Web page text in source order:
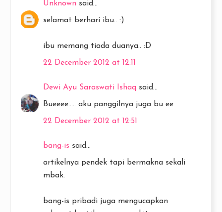
Unknown said...
selamat berhari ibu.. :)
ibu memang tiada duanya.. :D
22 December 2012 at 12:11
Dewi Ayu Saraswati Ishaq said...
Bueeee..... aku panggilnya juga bu ee
22 December 2012 at 12:51
bang-is said...
artikelnya pendek tapi bermakna sekali
mbak.
bang-is pribadi juga mengucapkan